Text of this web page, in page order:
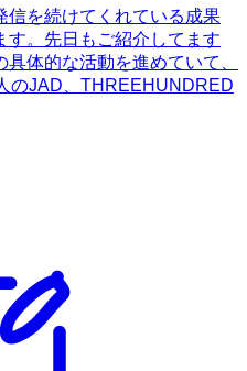
信を続けてくれている成果
す。先日もご紹介してます
体的な活動を進めていて、
のJAD、THREEHUNDRED